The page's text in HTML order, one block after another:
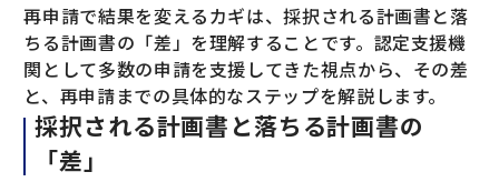
再申請で結果を変えるカギは、採択される計画書と落
ちる計画書の「差」を理解することです。認定支援機
関として多数の申請を支援してきた視点から、その差
と、再申請までの具体的なステップを解説します。
採択される計画書と落ちる計画書の
「差」